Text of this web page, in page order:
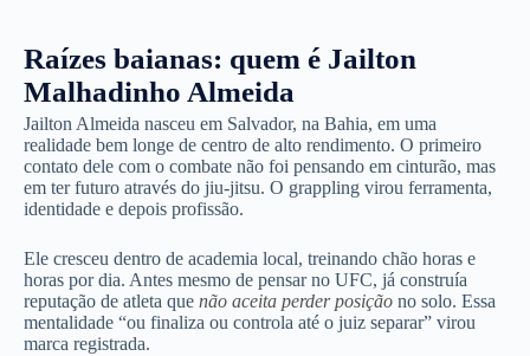
Raízes baianas: quem é Jailton
Malhadinho Almeida
Jailton Almeida nasceu em Salvador, na Bahia, em uma
realidade bem longe de centro de alto rendimento. O primeiro
contato dele com o combate não foi pensando em cinturão, mas
em ter futuro através do jiu-jitsu. O grappling virou ferramenta,
identidade e depois profissão.
Ele cresceu dentro de academia local, treinando chão horas e
horas por dia. Antes mesmo de pensar no UFC, já construía
reputação de atleta que não aceita perder posição no solo. Essa
mentalidade “ou finaliza ou controla até o juiz separar” virou
marca registrada.